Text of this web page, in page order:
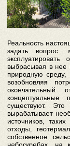
Реальность
задать
выбрасывая в нее
природную среду,
возобновляя
концептуальные
существуют.
вырабатывает
источников,
отходы,
собственное